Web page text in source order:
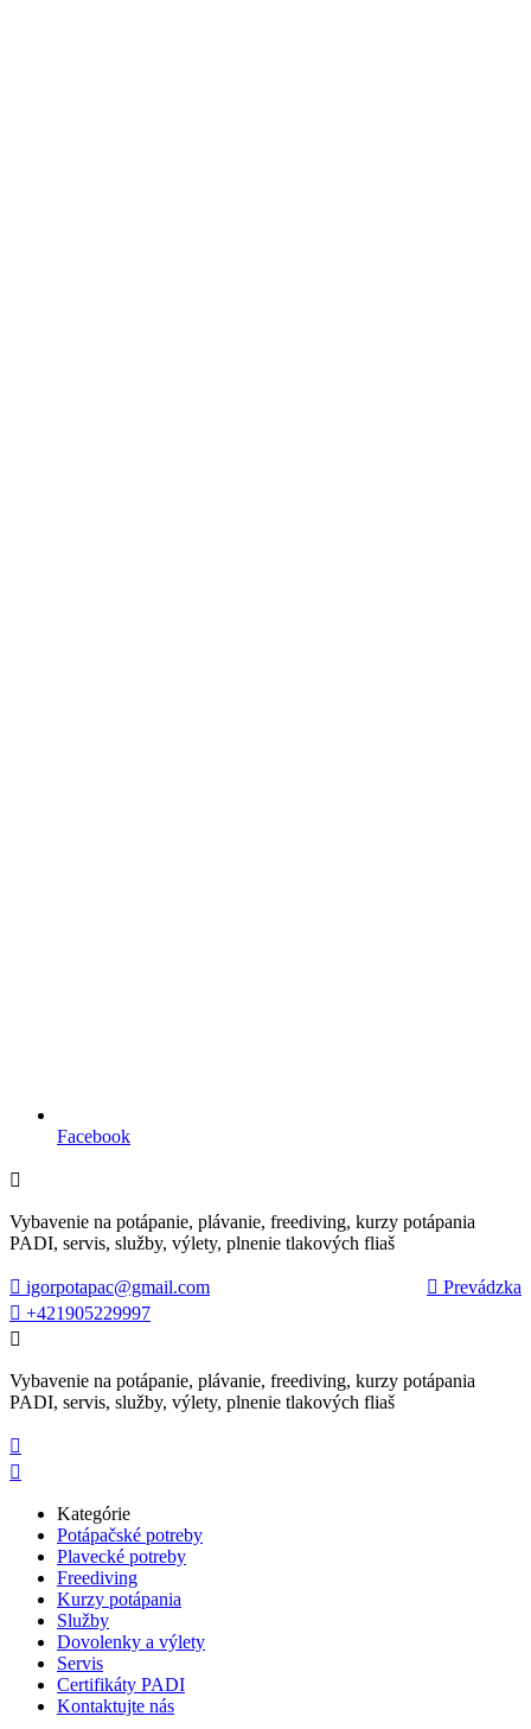
Facebook

Vybavenie na potápanie, plávanie, freediving, kurzy potápania
PADI, servis, služby, výlety, plnenie tlakových fliaš
 igorpotapac@gmail.com
 +421905229997
 Prevádzka

Vybavenie na potápanie, plávanie, freediving, kurzy potápania
PADI, servis, služby, výlety, plnenie tlakových fliaš


Kategórie
Potápačské potreby
Plavecké potreby
Freediving
Kurzy potápania
Služby
Dovolenky a výlety
Servis
Certifikáty PADI
Kontaktujte nás